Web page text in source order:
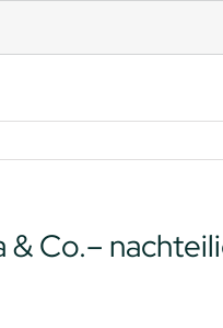
& Co.–